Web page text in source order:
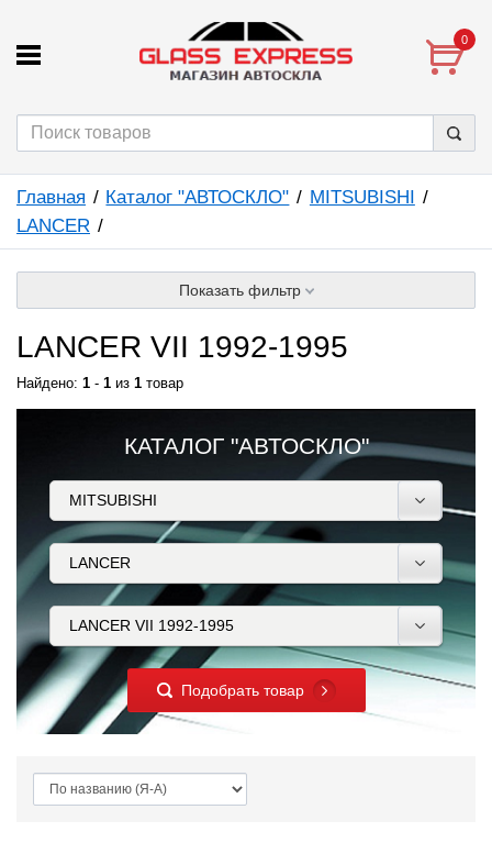
0
Главная Каталог "АВТОСКЛО"
MITSUBISHI
LANCER
Показать фильтр
LANCER VII 1992-1995
Найдено: 1 - 1 из 1 товар
КАТАЛОГ "АВТОСКЛО"
Подобрать товар